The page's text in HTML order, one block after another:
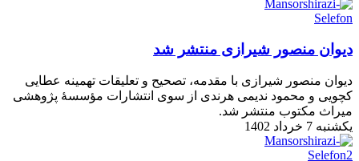
دیوان منصور شیرازی منتشر شد
دیوان منصور شیرازی با مقدمه، تصحیح و تعلیقات تهمینه عطایی
کچویی و محمود ندیمی هرندی از سوی انتشارات مؤسسۀ پژوهشی
میراث مکتوب منتشر شد.
یکشنبه 7 خرداد 1402